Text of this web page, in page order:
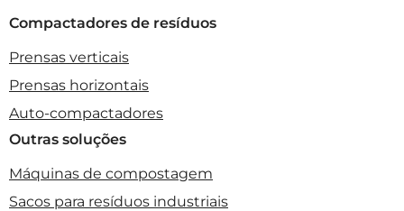
Compactadores de resíduos
Prensas verticais
Prensas horizontais
Auto-compactadores
Outras soluções
Máquinas de compostagem
Sacos para resíduos industriais